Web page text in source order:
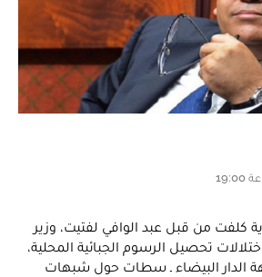
من قبل عبد الوافي لفتيت، وزير
تحصيل الرسوم الجبائية المحلية،
الدار البيضاء ـ سطات حول شبهات